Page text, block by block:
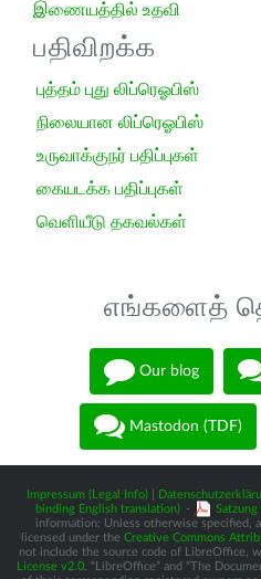
இணையத்தில் உதவி
பதிவிறக்க
புத்தம் புது லிப்ரெஓபிஸ்
நிலையான லிப்ரெஓபிஸ்
உருவாக்குநர் பதிப்புகள்
கையடக்க பதிப்புகள்
வெளியீடு தகவல்கள்
எங்களைத்
Our blog
Mastodon (TDF)
Impressum (Legal Info)
binding English translation) -
information: Unless otherwise specified,
licensed under the Creative Commons
not include the source code of LibreOffice,
License v2.0 . “LibreOffice” and “The